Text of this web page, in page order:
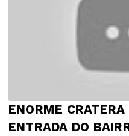
ENORME
ENTRADA DO